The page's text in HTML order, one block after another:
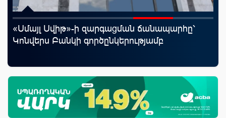
«Սմայլ Սվիթ»-ի զարգացման ճանապարհը՝
Կոնվերս Բանկի գործընկերությամբ